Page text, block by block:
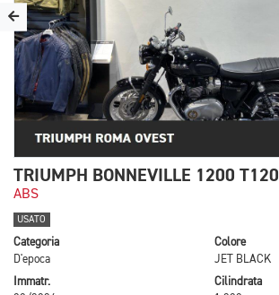
TRIUMPH BONNEVILLE 1200 T120
ABS
USATO
Categoria
D'epoca
Colore
JET BLACK
Immatr.
Cilindrata